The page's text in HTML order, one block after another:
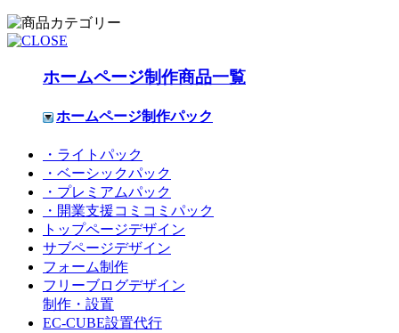
ホームページ制作商品一覧
ホームページ制作パック
・ライトパック
・ベーシックパック
・プレミアムパック
・開業支援コミコミパック
トップページデザイン
サブページデザイン
フォーム制作
フリーブログデザイン
制作・設置
EC-CUBE設置代行